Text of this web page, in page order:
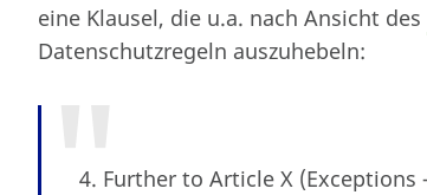
eine Klausel, die u.a. nach Ansicht des
Datenschutzregeln auszuhebeln:
4. Further to Article X